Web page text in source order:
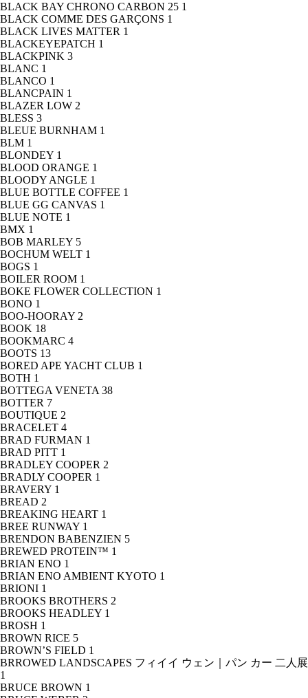
BLACK BAY CHRONO CARBON 25 1
BLACK COMME DES GARÇONS 1
BLACK LIVES MATTER 1
BLACKEYEPATCH 1
BLACKPINK 3
BLANC 1
BLANCO 1
BLANCPAIN 1
BLAZER LOW 2
BLESS 3
BLEUE BURNHAM 1
BLM 1
BLONDEY 1
BLOOD ORANGE 1
BLOODY ANGLE 1
BLUE BOTTLE COFFEE 1
BLUE GG CANVAS 1
BLUE NOTE 1
BMX 1
BOB MARLEY 5
BOCHUM WELT 1
BOGS 1
BOILER ROOM 1
BOKE FLOWER COLLECTION 1
BONO 1
BOO-HOORAY 2
BOOK 18
BOOKMARC 4
BOOTS 13
BORED APE YACHT CLUB 1
BOTH 1
BOTTEGA VENETA 38
BOTTER 7
BOUTIQUE 2
BRACELET 4
BRAD FURMAN 1
BRAD PITT 1
BRADLEY COOPER 2
BRADLY COOPER 1
BRAVERY 1
BREAD 2
BREAKING HEART 1
BREE RUNWAY 1
BRENDON BABENZIEN 5
BREWED PROTEIN™ 1
BRIAN ENO 1
BRIAN ENO AMBIENT KYOTO 1
BRIONI 1
BROOKS BROTHERS 2
BROOKS HEADLEY 1
BROSH 1
BROWN RICE 5
BROWN’S FIELD 1
BRROWED LANDSCAPES フィイイ ウェン｜パン カー 二人展
1
BRUCE BROWN 1